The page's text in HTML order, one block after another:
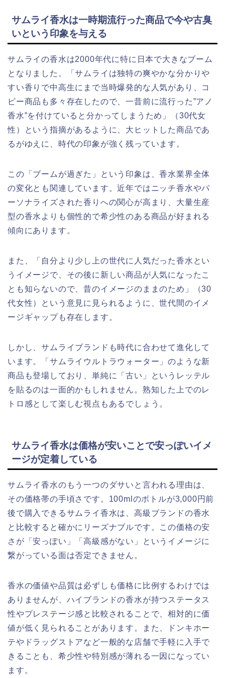
サムライ香水は一時期流行った商品で今や古臭
いという印象を与える
サムライの香水は2000年代に特に日本で大きなブーム
となりました。「サムライは独特の爽やかな分かりや
すい香りで中高生にまで当時爆発的な人気があり、コ
ピー商品も多々存在したので、一昔前に流行った”アノ
香水”を付けていると分かってしまうため」（30代女
性）という指摘があるように、大ヒットした商品であ
るがゆえに、時代の印象が強く残っています。
この「ブームが過ぎた」という印象は、香水業界全体
の変化とも関連しています。近年ではニッチ香水やパ
ーソナライズされた香りへの関心が高まり、大量生産
型の香水よりも個性的で希少性のある商品が好まれる
傾向にあります。
また、「自分より少し上の世代に人気だった香水とい
うイメージで、その後に新しい商品が人気になったこ
とも知らないので、昔のイメージのままのため」（30
代女性）という意見に見られるように、世代間のイメ
ージギャップも存在します。
しかし、サムライブランドも時代に合わせて進化して
います。「サムライウルトラウォーター」のような新
商品も登場しており、単純に「古い」というレッテル
を貼るのは一面的かもしれません。熟知した上でのレ
トロ感として楽しむ視点もあるでしょう。
サムライ香水は価格が安いことで安っぽいイメ
ージが定着している
サムライ香水のもう一つのダサいと言われる理由は、
その価格帯の手頃さです。100mlのボトルが3,000円前
後で購入できるサムライ香水は、高級ブランドの香水
と比較すると確かにリーズナブルです。この価格の安
さが「安っぽい」「高級感がない」というイメージに
繋がっている面は否定できません。
香水の価値や品質は必ずしも価格に比例するわけでは
ありませんが、ハイブランドの香水が持つステータス
性やプレステージ感と比較されることで、相対的に価
値が低く見られることがあります。また、ドンキホー
テやドラッグストアなど一般的な店舗で手軽に入手で
きることも、希少性や特別感が薄れる一因になってい
ます。